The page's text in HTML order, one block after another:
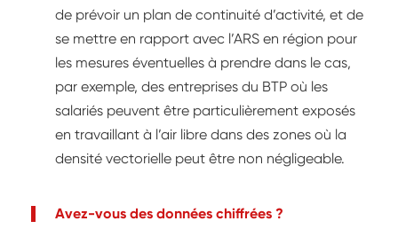
de prévoir un plan de continuité d’activité, et de
se mettre en rapport avec l’ARS en région pour
les mesures éventuelles à prendre dans le cas,
par exemple, des entreprises du BTP où les
salariés peuvent être particulièrement exposés
en travaillant à l’air libre dans des zones où la
densité vectorielle peut être non négligeable.
Avez-vous des données chiffrées ?